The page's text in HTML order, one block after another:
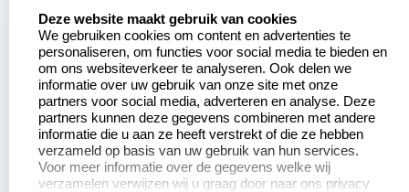
Aanvraag op maat
Betaling &
Verzending
Wederverkoper
worden
Sale
Contact opnemen
Veel gestelde vragen
Retourneren
Herroepingsrecht
Deze website maakt gebruik van cookies
We gebruiken cookies om content en advertenties te
personaliseren, om functies voor social media te bieden en
om ons websiteverkeer te analyseren. Ook delen we
informatie over uw gebruik van onze site met onze
partners voor social media, adverteren en analyse. Deze
partners kunnen deze gegevens combineren met andere
informatie die u aan ze heeft verstrekt of die ze hebben
verzameld op basis van uw gebruik van hun services.
Voor meer informatie over de gegevens welke wij
verzamelen verwijzen wij u graag door naar ons privacy